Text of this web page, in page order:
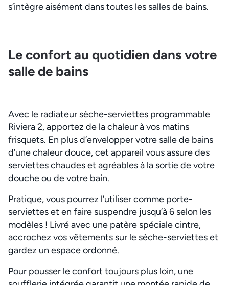
s’intègre aisément dans toutes les salles de bains.
Le confort au quotidien dans votre
salle de bains
Avec le radiateur sèche-serviettes programmable
Riviera 2, apportez de la chaleur à vos matins
frisquets. En plus d’envelopper votre salle de bains
d’une chaleur douce, cet appareil vous assure des
serviettes chaudes et agréables à la sortie de votre
douche ou de votre bain.
Pratique, vous pourrez l’utiliser comme porte-
serviettes et en faire suspendre jusqu’à 6 selon les
modèles ! Livré avec une patère spéciale cintre,
accrochez vos vêtements sur le sèche-serviettes et
gardez un espace ordonné.
Pour pousser le confort toujours plus loin, une